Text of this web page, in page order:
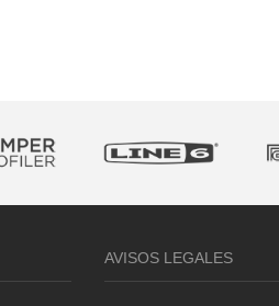
AVISOS LEGALES